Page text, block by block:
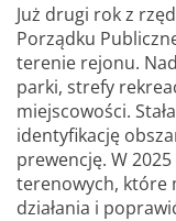
Już drugi rok z
Porządku
terenie rejonu.
parki, strefy
miejscowości.
identyfikację
prewencję. W
terenowych, które
działania i